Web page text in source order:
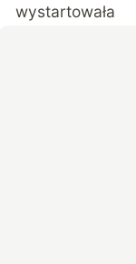
wystartowała